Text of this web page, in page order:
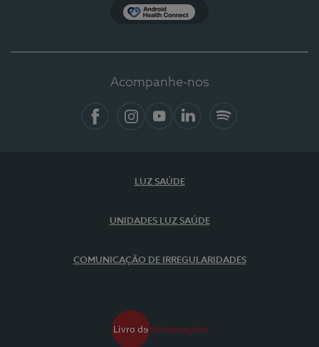
Acompanhe-nos
LUZ SAÚDE
UNIDADES LUZ SAÚDE
COMUNICAÇÃO DE IRREGULARIDADES